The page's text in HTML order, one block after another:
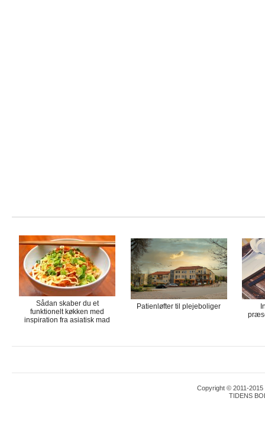
Sådan skaber du et
funktionelt køkken med
inspiration fra asiatisk mad
Patienløfter til plejeboliger
Copyright © 2011-2015
TIDENS